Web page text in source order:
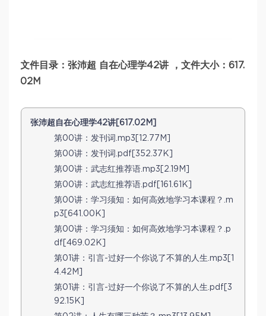
文件目录：张沛超 自在心理学42讲 ，文件大小：617.
02M
张沛超自在心理学42讲[617.02M]
第00讲：发刊词.mp3[12.77M]
第00讲：发刊词.pdf[352.37K]
第00讲：武志红推荐语.mp3[2.19M]
第00讲：武志红推荐语.pdf[161.61K]
第00讲：学习须知：如何高效地学习本课程？.m
p3[641.00K]
第00讲：学习须知：如何高效地学习本课程？.p
df[469.02K]
第01讲：引言-过好一个你说了不算的人生.mp3[1
4.42M]
第01讲：引言-过好一个你说了不算的人生.pdf[3
92.15K]